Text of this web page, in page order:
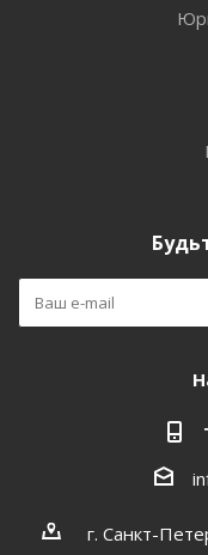
г. Санкт-